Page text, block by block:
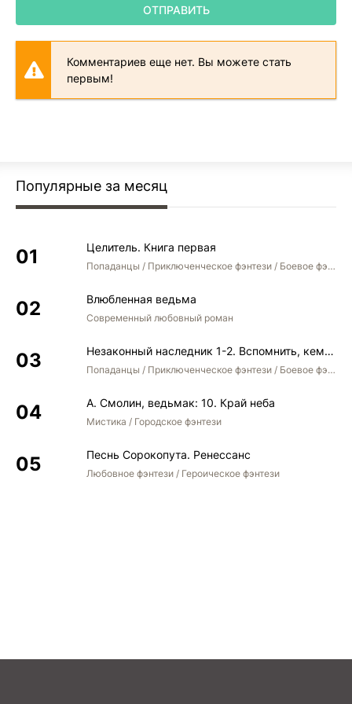
25_Ekonomicheskoe i sotsialnoe razvitie Rossii vo vtoroy polovine XIX v.
27_Ekonomicheskoe razvitie Rossii v nachale XX v.
31_Revolyutsiya 1917 g. v Rossii
33_Sovetskoe gosudarstvo v pervoy polovine 20-h godov XX v.
34_SSSR vo vtoroy polovine 20-h — 30-e gody XX v.
35_Vneshnyaya politika sovetskogo gosudarstva v 20—30-e gody XX v.
37_SSSR v gody Velikoy Otechestvennoy voyny (1941—1945)
39_Razvitie SSSR v 1953—1964 gg.
41_Poslednie gody suschestvovaniya SSSR (1985—1991)
ОТПРАВИТЬ
Комментариев еще нет. Вы можете стать
первым!
Популярные за месяц
Целитель. Книга первая
Попаданцы / Приключенческое фэнтези / Боевое фэнтези
Влюбленная ведьма
Современный любовный роман
Незаконный наследник 1-2. Вспомнить, кем был. Стать собой. Остаться собой
Попаданцы / Приключенческое фэнтези / Боевое фэнтези / Юмористическое фэнтези
А. Смолин, ведьмак: 10. Край неба
Мистика / Городское фэнтези
Песнь Сорокопута. Ренессанс
Любовное фэнтези / Героическое фэнтези